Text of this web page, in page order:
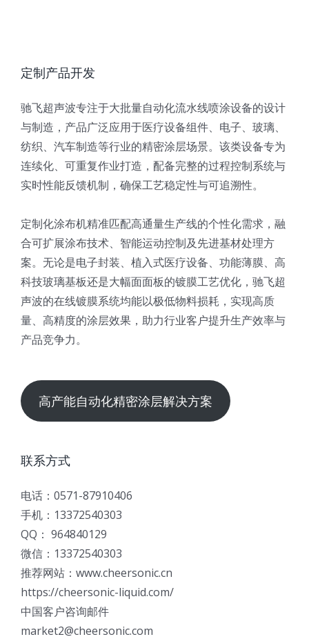
定制产品开发
驰飞超声波专注于大批量自动化流水线喷涂设备的设计
与制造，产品广泛应用于医疗设备组件、电子、玻璃、
纺织、汽车制造等行业的精密涂层场景。该类设备专为
连续化、可重复作业打造，配备完整的过程控制系统与
实时性能反馈机制，确保工艺稳定性与可追溯性。
定制化涂布机精准匹配高通量生产线的个性化需求，融
合可扩展涂布技术、智能运动控制及先进基材处理方
案。无论是电子封装、植入式医疗设备、功能薄膜、高
科技玻璃基板还是大幅面面板的镀膜工艺优化，驰飞超
声波的在线镀膜系统均能以极低物料损耗，实现高质
量、高精度的涂层效果，助力行业客户提升生产效率与
产品竞争力。
高产能自动化精密涂层解决方案
联系方式
电话：0571-87910406
手机：13372540303
QQ： 964840129
微信：13372540303
推荐网站：www.cheersonic.cn
https://cheersonic-liquid.com/
中国客户咨询邮件
market2@cheersonic.com